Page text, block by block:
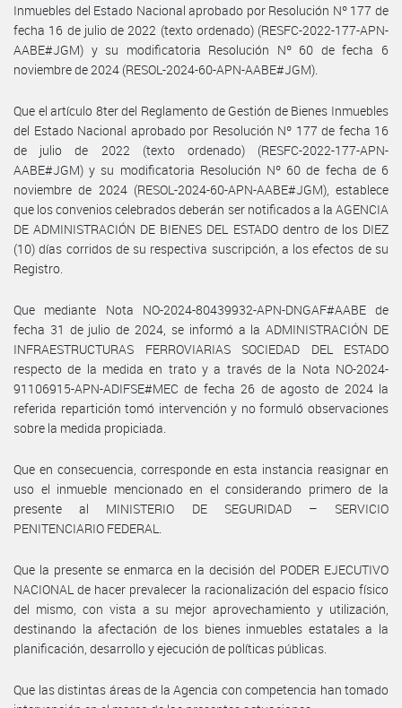
Inmuebles del Estado Nacional aprobado por Resolución Nº 177 de
fecha 16 de julio de 2022 (texto ordenado) (RESFC-2022-177-APN-
AABE#JGM) y su modificatoria Resolución Nº 60 de fecha 6
noviembre de 2024 (RESOL-2024-60-APN-AABE#JGM).
Que el artículo 8ter del Reglamento de Gestión de Bienes Inmuebles
del Estado Nacional aprobado por Resolución Nº 177 de fecha 16
de julio de 2022 (texto ordenado) (RESFC-2022-177-APN-
AABE#JGM) y su modificatoria Resolución Nº 60 de fecha de 6
noviembre de 2024 (RESOL-2024-60-APN-AABE#JGM), establece
que los convenios celebrados deberán ser notificados a la AGENCIA
DE ADMINISTRACIÓN DE BIENES DEL ESTADO dentro de los DIEZ
(10) días corridos de su respectiva suscripción, a los efectos de su
Registro.
Que mediante Nota NO-2024-80439932-APN-DNGAF#AABE de
fecha 31 de julio de 2024, se informó a la ADMINISTRACIÓN DE
INFRAESTRUCTURAS FERROVIARIAS SOCIEDAD DEL ESTADO
respecto de la medida en trato y a través de la Nota NO-2024-
91106915-APN-ADIFSE#MEC de fecha 26 de agosto de 2024 la
referida repartición tomó intervención y no formuló observaciones
sobre la medida propiciada.
Que en consecuencia, corresponde en esta instancia reasignar en
uso el inmueble mencionado en el considerando primero de la
presente al MINISTERIO DE SEGURIDAD – SERVICIO
PENITENCIARIO FEDERAL.
Que la presente se enmarca en la decisión del PODER EJECUTIVO
NACIONAL de hacer prevalecer la racionalización del espacio físico
del mismo, con vista a su mejor aprovechamiento y utilización,
destinando la afectación de los bienes inmuebles estatales a la
planificación, desarrollo y ejecución de políticas públicas.
Que las distintas áreas de la Agencia con competencia han tomado